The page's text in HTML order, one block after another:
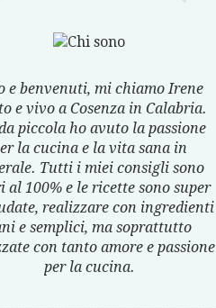
e benvenuti, mi chiamo Irene
e vivo a Cosenza in Calabria.
piccola ho avuto la passione
la cucina e la vita sana in
Tutti i miei consigli sono
al 100% e le ricette sono super
realizzare con ingredienti
e semplici, ma soprattutto
con tanto amore e passione
per la cucina.